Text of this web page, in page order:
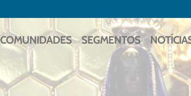
COMUNIDADES SEGMENTOS